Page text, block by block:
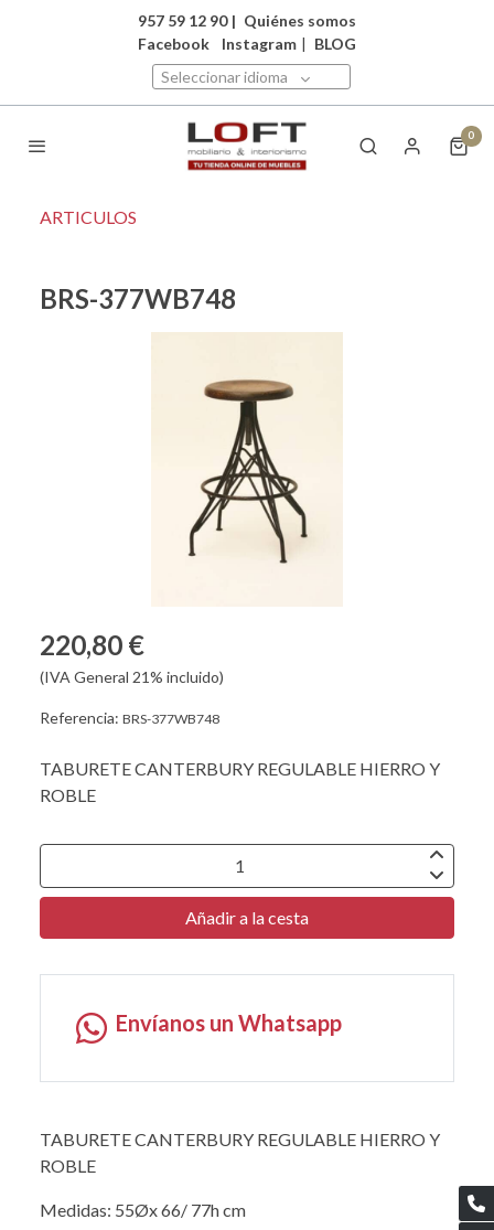
957 59 12 90 | Quiénes somos
Facebook
Instagram | BLOG
Seleccionar idioma
0
ARTICULOS
BRS-377WB748
220,80 €
(IVA General 21% incluido)
Referencia: BRS-377WB748
TABURETE CANTERBURY REGULABLE HIERRO Y
ROBLE
Añadir a la cesta
Envíanos un Whatsapp
TABURETE CANTERBURY REGULABLE HIERRO Y
ROBLE
Medidas: 55Øx 66/ 77h cm